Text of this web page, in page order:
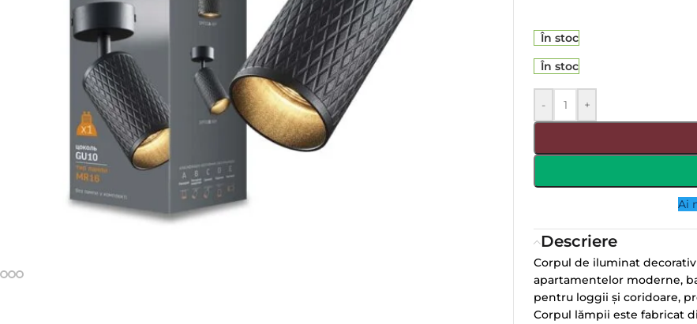
În stoc
În stoc
- +
Ai
Descriere
Corpul de iluminat
apartamentelor moderne,
pentru loggii și coridoare,
Corpul lămpii este fabricat